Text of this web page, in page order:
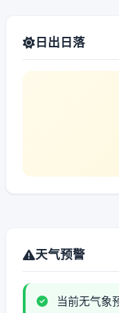
日出日落
天气预警
当前无气象